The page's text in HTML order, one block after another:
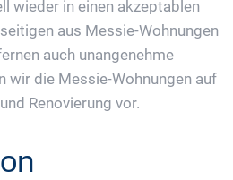
wieder in einen akzeptablen
aus Messie-Wohnungen
auch unangenehme
wir die Messie-Wohnungen auf
Renovierung vor.